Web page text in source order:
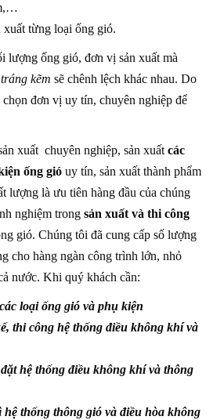
từng loại ống gió.
lượng ống gió, đơn vị sản xuất mà
kẽm sẽ chênh lệch khác nhau. Do
đơn vị uy tín, chuyên nghiệp để
xuất chuyên nghiệp, sản xuất các
ống gió uy tín, sản xuất thành phẩm
lượng là ưu tiên hàng đầu của chúng
nghiệm trong sản xuất và thi công
gió. Chúng tôi đã cung cấp số lượng
cho hàng ngàn công trình lớn, nhỏ
nước. Khi quý khách cần:
loại ống gió và phụ kiện
thi công hệ thống điều không khí và
hệ thống điều không khí và thông
hệ thống thông gió và điều hòa không